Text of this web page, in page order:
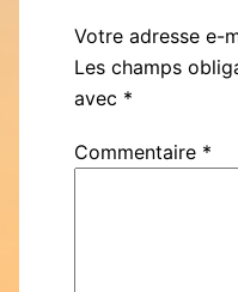
Votre adresse e-
Les champs
avec *
Commentaire *